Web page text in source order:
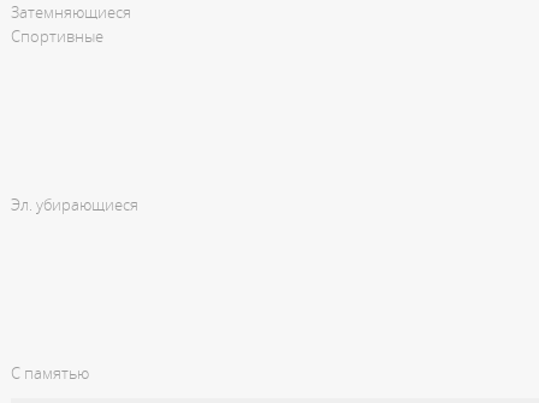
Затемняющиеся
Спортивные
Эл. убирающиеся
С памятью